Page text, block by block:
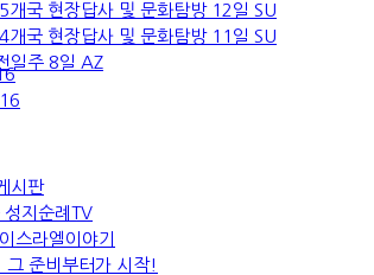
개국 현장답사 및 문화탐방 12일 SU
개국 현장답사 및 문화탐방 11일 SU
일주 8일 AZ
시판
지순례TV
스라엘이야기
그 준비부터가 시작!